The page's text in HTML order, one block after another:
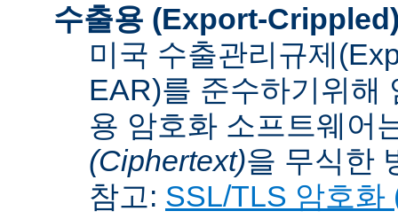
수출용 (Export-
미국 수출관리규제
EAR)를 준수하기위해
용 암호화 소프트웨어
(Ciphertext)을 무식한
참고: SSL/TLS 암호화